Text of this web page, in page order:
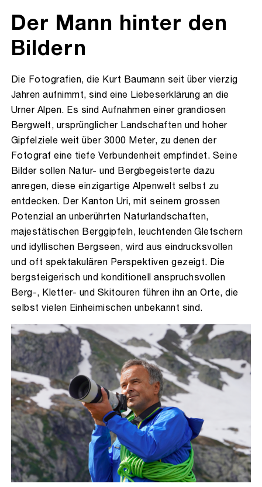
Der Mann hinter den
Bildern
Die Fotografien, die Kurt Baumann seit über vierzig
Jahren aufnimmt, sind eine Liebeserklärung an die
Urner Alpen. Es sind Aufnahmen einer grandiosen
Bergwelt, ursprünglicher Landschaften und hoher
Gipfelziele weit über 3000 Meter, zu denen der
Fotograf eine tiefe Verbundenheit empfindet. Seine
Bilder sollen Natur- und Bergbegeisterte dazu
anregen, diese einzigartige Alpenwelt selbst zu
entdecken. Der Kanton Uri, mit seinem grossen
Potenzial an unberührten Naturlandschaften,
majestätischen Berggipfeln, leuchtenden Gletschern
und idyllischen Bergseen, wird aus eindrucksvollen
und oft spektakulären Perspektiven gezeigt. Die
bergsteigerisch und konditionell anspruchsvollen
Berg-, Kletter- und Skitouren führen ihn an Orte, die
selbst vielen Einheimischen unbekannt sind.